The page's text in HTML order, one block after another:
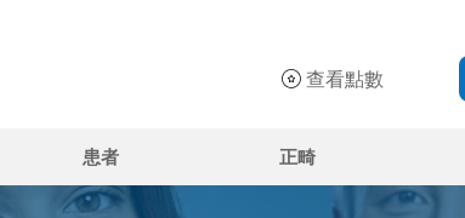
查看點數
患者 正畸